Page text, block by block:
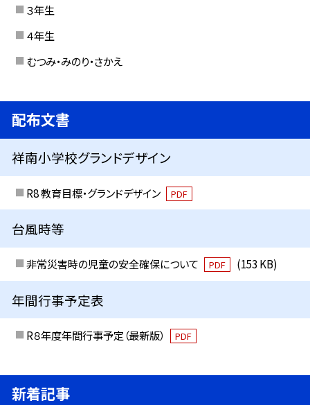
３年生
４年生
むつみ・みのり・さかえ
配布文書
祥南小学校グランドデザイン
R8 教育目標・グランドデザイン PDF
台風時等
非常災害時の児童の安全確保について PDF (153 KB)
年間行事予定表
R８年度年間行事予定（最新版） PDF
新着記事